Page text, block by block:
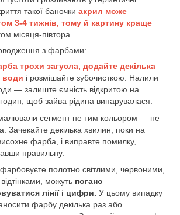
такої баночки акрил може
3-4 тижнів, тому й картину краще
місяця-півтора.
з фарбами:
трохи загусла, додайте декілька
води і розмішайте зубочисткою. Налили
— залиште ємність відкритою на
годин, щоб зайва рідина випарувалася.
сегмент не тим кольором — не
Зачекайте декілька хвилин, поки на
фарба, і виправте помилку,
правильну.
полотно світлими, червоними,
можуть погано
лінії і цифри. У цьому випадку
фарбу декілька раз або